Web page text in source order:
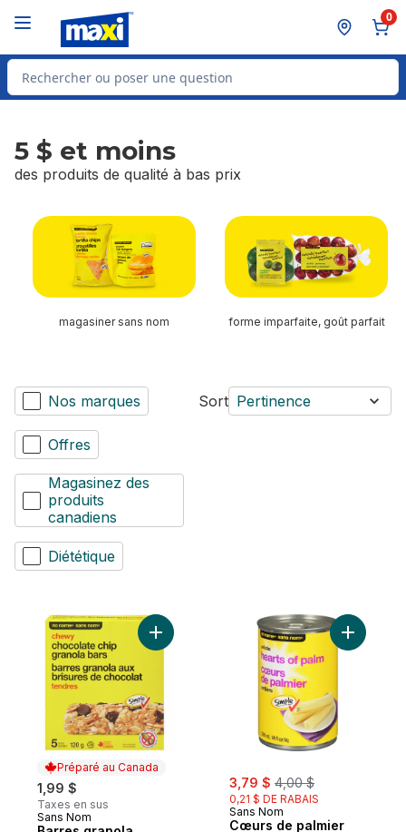
0
Rechercher des produits
5 $ et moins
des produits de qualité à bas prix
sauter 5 $ et moins
magasiner sans nom forme imparfaite, goût parfait
Nos marques
Offres
Magasinez des
produits
canadiens
Diététique
Sort Pertinence
Préparé au Canada
1,99 $
Taxes en sus
Préparé au Canada
Sans Nom
Ajouter Barres granola tendres aux
sale:
3,79 $ , formerly:
4,00 $
0,21 $ DE RABAIS
Sans Nom
Cœurs de palmier
Ajouter